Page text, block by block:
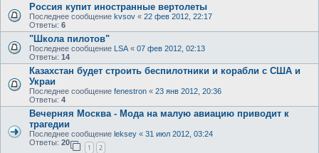
Россия купит иностранные вертолеты
Последнее сообщение kvsov « 22 фев 2012, 22:17
Ответы: 6
"Школа пилотов"
Последнее сообщение LSA « 07 фев 2012, 02:13
Ответы: 14
Казахстан будет строить беспилотники и корабли с США и
Украи
Последнее сообщение fenestron « 23 янв 2012, 20:36
Ответы: 4
Вечерняя Москва - Мода на малую авиацию приводит к
трагедии
Последнее сообщение leksey « 31 июл 2012, 03:24
Ответы: 20
1 2